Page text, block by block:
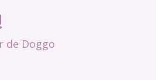
de Doggo